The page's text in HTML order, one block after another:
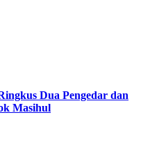
Dua Pengedar dan
Masihul